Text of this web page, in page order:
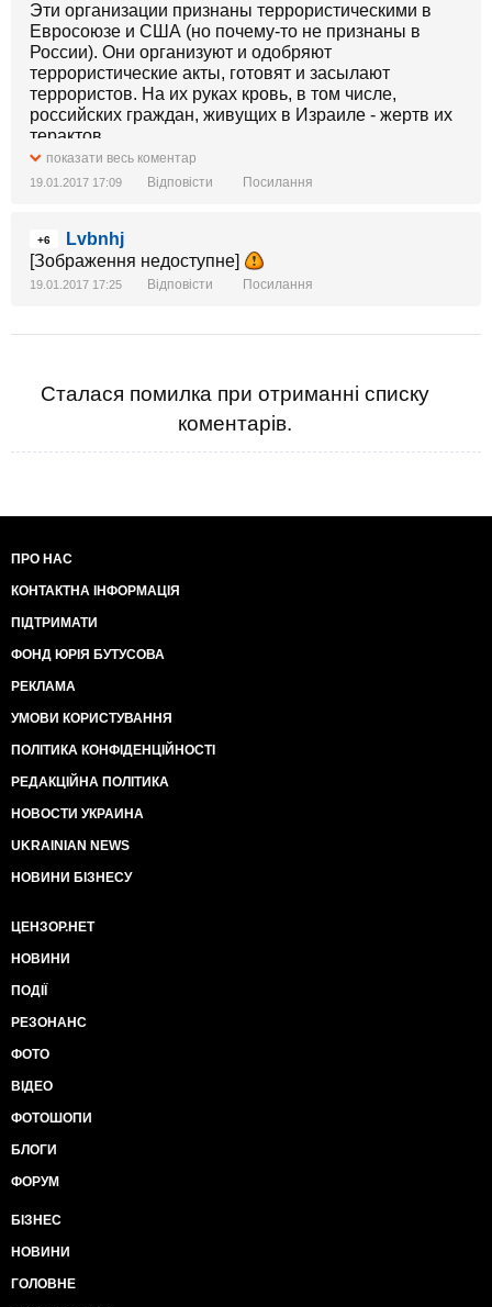
Эти организации признаны террористическими в
Евросоюзе и США (но почему-то не признаны в
России). Они организуют и одобряют
террористические акты, готовят и засылают
террористов. На их руках кровь, в том числе,
российских граждан, живущих в Израиле - жертв их
терактов.
Завтра г-н Лавров с озабоченным лицом будет
снова рассказывать, как Россия изо всех сил
показати весь коментар
19.01.2017 17:09 Відповісти Посилання
+6
Lvbnhj
[Зображення недоступне]
19.01.2017 17:25 Відповісти Посилання
Сталася помилка при отриманні списку
коментарів.
ПРО НАС
КОНТАКТНА ІНФОРМАЦІЯ
ПІДТРИМАТИ
ФОНД ЮРІЯ БУТУСОВА
РЕКЛАМА
УМОВИ КОРИСТУВАННЯ
ПОЛІТИКА КОНФІДЕНЦІЙНОСТІ
РЕДАКЦІЙНА ПОЛІТИКА
НОВОСТИ УКРАИНА
UKRAINIAN NEWS
НОВИНИ БІЗНЕСУ
ЦЕНЗОР.НЕТ
НОВИНИ
ПОДІЇ
РЕЗОНАНС
ФОТО
ВІДЕО
ФОТОШОПИ
БЛОГИ
ФОРУМ
БІЗНЕС
НОВИНИ
ГОЛОВНЕ